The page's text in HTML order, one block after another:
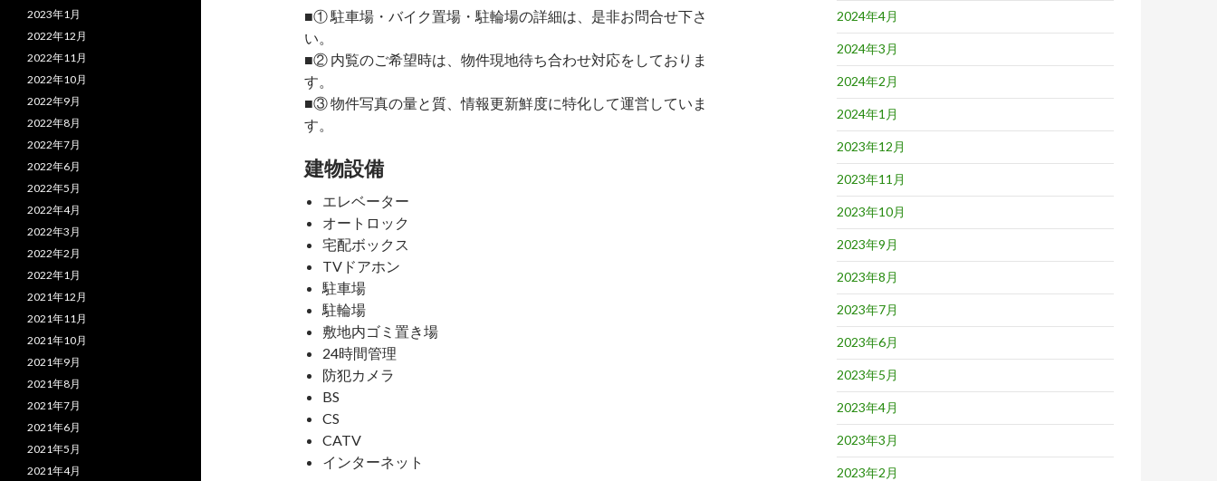
■① 駐車場・バイク置場・駐輪場の詳細は、是非お問合せ下さ
い。
■② 内覧のご希望時は、物件現地待ち合わせ対応をしておりま
す。
■③ 物件写真の量と質、情報更新鮮度に特化して運営していま
す。
建物設備
エレベーター
オートロック
宅配ボックス
TVドアホン
駐車場
駐輪場
敷地内ゴミ置き場
24時間管理
防犯カメラ
BS
CS
CATV
インターネット
2024年4月
2024年3月
2024年2月
2024年1月
2023年12月
2023年11月
2023年10月
2023年9月
2023年8月
2023年7月
2023年6月
2023年5月
2023年4月
2023年3月
2023年2月
2023年1月
2022年12月
2022年11月
2022年10月
2022年9月
2022年8月
2022年7月
2022年6月
2022年5月
2022年4月
2022年3月
2022年2月
2022年1月
2021年12月
2021年11月
2021年10月
2021年9月
2021年8月
2021年7月
2021年6月
2021年5月
2021年4月